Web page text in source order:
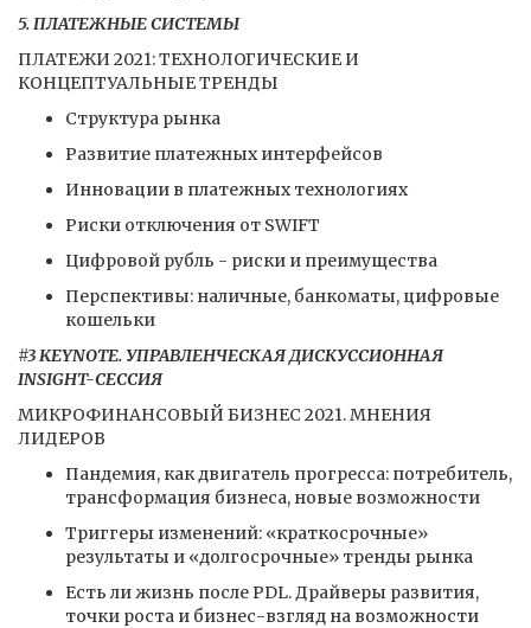
5. ПЛАТЕЖНЫЕ СИСТЕМЫ
ПЛАТЕЖИ 2021: ТЕХНОЛОГИЧЕСКИЕ И
КОНЦЕПТУАЛЬНЫЕ ТРЕНДЫ
Структура рынка
Развитие платежных интерфейсов
Инновации в платежных технологиях
Риски отключения от SWIFT
Цифровой рубль - риски и преимущества
Перспективы: наличные, банкоматы, цифровые
кошельки
#3 KEYNOTE. УПРАВЛЕНЧЕСКАЯ ДИСКУССИОННАЯ
INSIGHT-СЕССИЯ
МИКРОФИНАНСОВЫЙ БИЗНЕС 2021. МНЕНИЯ
ЛИДЕРОВ
Пандемия, как двигатель прогресса: потребитель,
трансформация бизнеса, новые возможности
Триггеры изменений: «краткосрочные»
результаты и «долгосрочные» тренды рынка
Есть ли жизнь после PDL. Драйверы развития,
точки роста и бизнес-взгляд на возможности